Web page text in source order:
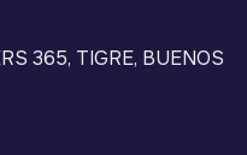
365, TIGRE, BUENOS